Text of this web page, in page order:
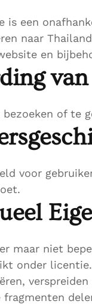
is een
naar
en
of te
voor
maar niet
onder